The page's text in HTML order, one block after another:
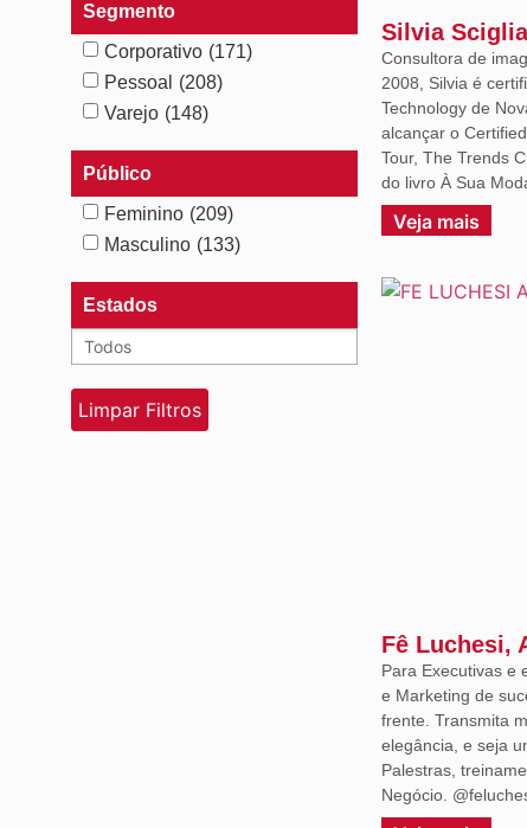
Segmento
Corporativo (171)
Pessoal
(208)
Varejo (148)
Público
Feminino (209)
Masculino (133)
Estados
Silvia
Consultora de
2008, Silvia é
Technology de
alcançar o
Tour, The Trends
do livro À Sua
Veja mais
Fê Luchesi,
Para Executivas e
e Marketing de
frente. Transmita
elegância, e seja
Palestras,
Negócio.